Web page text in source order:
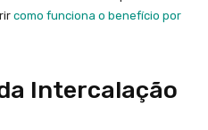
como funciona o benefício por
Intercalação